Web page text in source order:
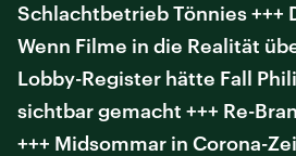
Schlachtbetrieb Tönnies +++
Wenn Filme in die Realität
Lobby-Register hätte Fall
sichtbar gemacht +++ Re-
+++ Midsommar in Corona-